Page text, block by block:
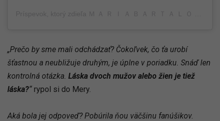
„Prečo by sme mali odchádzať? Čokoľvek, čo ťa urobí
šťastnou a neubližuje druhým, je úplne v poriadku. Snáď len
kontrolná otázka. Láska dvoch mužov alebo žien je tiež
láska?“ rypol si do Mery.
Aká bola jej odpoveď? Pobúrila ňou väčšinu fanúšikov.